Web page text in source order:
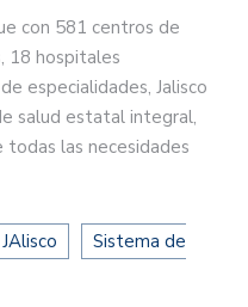
con 581 centros de
18 hospitales
especialidades, Jalisco
salud estatal integral,
todas las necesidades
JAlisco
Sistema de